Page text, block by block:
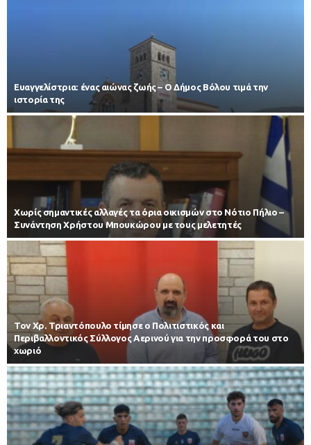
Ευαγγελίστρια: ένας αιώνας ζωής – Ο Δήμος Βόλου τιμά την
ιστορία της
Χωρίς σημαντικές αλλαγές τα όρια οικισμών στο Νότιο Πήλιο –
Συνάντηση Χρήστου Μπουκώρου με τους μελετητές
Τον Χρ. Τριαντόπουλο τίμησε ο Πολιτιστικός και
Περιβαλλοντικός Σύλλογος Αερινού για την προσφορά του στο
χωριό